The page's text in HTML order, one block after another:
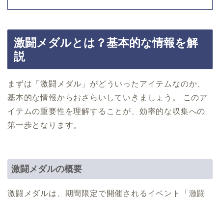
激闘メダルとは？基本的な情報を解
説
まずは「激闘メダル」がどういったアイテムなのか、
基本的な情報からおさらいしていきましょう。 このア
イテムの重要性を理解することが、効率的な収集への
第一歩となります。
激闘メダルの概要
激闘メダルは、期間限定で開催されるイベント「激闘